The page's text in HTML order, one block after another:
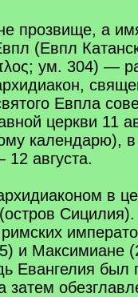
прозвище, а
(Евпл
ум. 304) —
Евпла
церкви 11
календарю), в
августа.
в
и Максимиане
Евангелия был
затем